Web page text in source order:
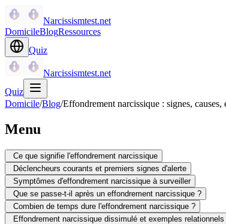
Narcissismtest.net
DomicileBlogRessources
Quiz
Narcissismtest.net
Quiz
Domicile/Blog/Effondrement narcissique : signes, causes,
Menu
Ce que signifie l'effondrement narcissique
Déclencheurs courants et premiers signes d'alerte
Symptômes d'effondrement narcissique à surveiller
Que se passe-t-il après un effondrement narcissique ?
Combien de temps dure l'effondrement narcissique ?
Effondrement narcissique dissimulé et exemples relationnels